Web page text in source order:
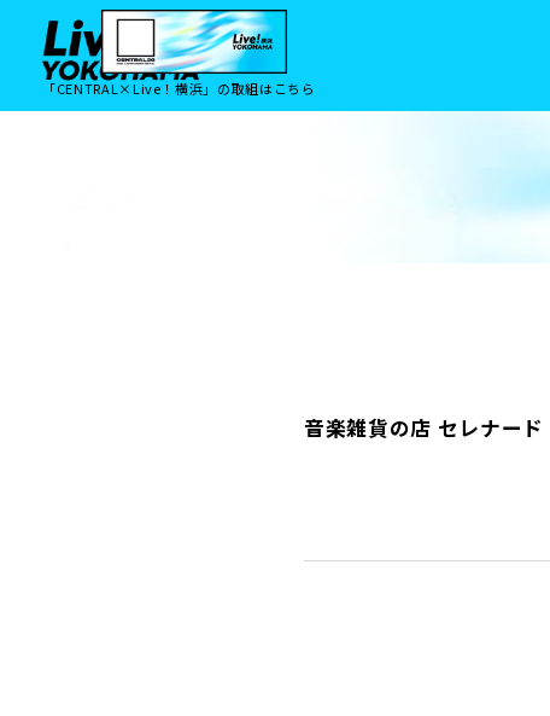
「CENTRAL×Live！横浜」の取組はこちら
音楽雑貨の店 セレナード